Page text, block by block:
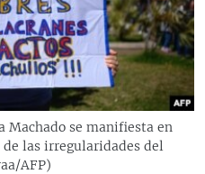
EN CUBA
Machado se manifiesta en
de las irregularidades del
AFP)